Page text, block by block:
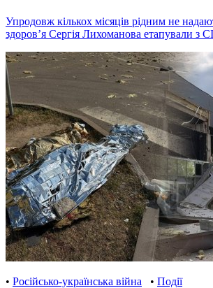
Упродовж кількох місяців рідним не
здоров’я Сергія Лихоманова етапували
• Російсько-українська війна • Події